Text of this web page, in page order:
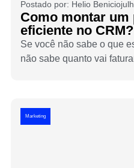
Postado por: Helio Benicio
Como montar um
eficiente no CRM?
Se você não sabe o que
não sabe quanto vai
funciona.
Marketing